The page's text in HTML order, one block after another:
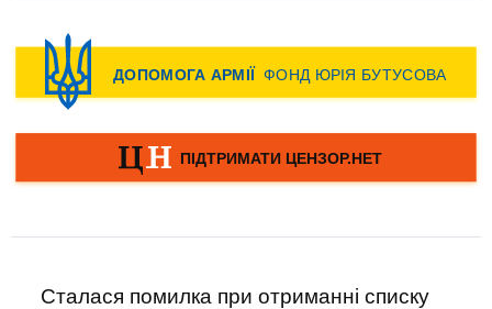
Сталася помилка при отриманні списку